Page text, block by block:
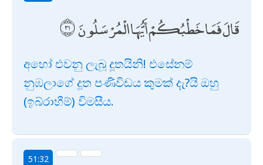
قَالَ فَمَا خَطْبُكُمْ أَيُّهَا الْمُرْسَلُونَ
අහෝ එවනු ලැබූ දූතයිනි! එසේනම්
නුඹලාගේ දූත පණිවිඩය කුමක් දැ?යි ඔහු
(ඉබ්රාහීම්) විමසීය.
51:32